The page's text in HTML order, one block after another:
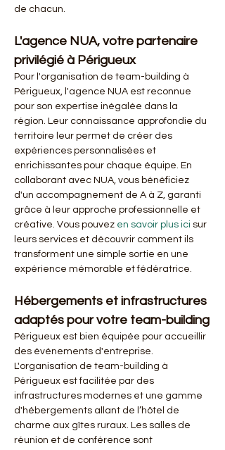
de chacun.
L'agence NUA, votre partenaire
privilégié à Périgueux
Pour l'organisation de team-building à
Périgueux, l'agence NUA est reconnue
pour son expertise inégalée dans la
région. Leur connaissance approfondie du
territoire leur permet de créer des
expériences personnalisées et
enrichissantes pour chaque équipe. En
collaborant avec NUA, vous bénéficiez
d'un accompagnement de A à Z, garanti
grâce à leur approche professionnelle et
créative. Vous pouvez en savoir plus ici sur
leurs services et découvrir comment ils
transforment une simple sortie en une
expérience mémorable et fédératrice.
Hébergements et infrastructures
adaptés pour votre team-building
Périgueux est bien équipée pour accueillir
des événements d'entreprise.
L'organisation de team-building à
Périgueux est facilitée par des
infrastructures modernes et une gamme
d'hébergements allant de l’hôtel de
charme aux gîtes ruraux. Les salles de
réunion et de conférence sont